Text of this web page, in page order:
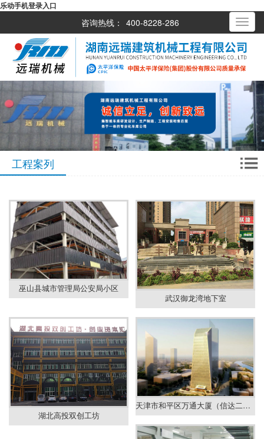
乐动手机登录入口
咨询热线： 400-8228-286
工程案列
巫山县城市管理局公安局小区
武汉御龙湾地下室
湖北高投双创工坊
天津市和平区万通大厦（信达二期）
Toggle